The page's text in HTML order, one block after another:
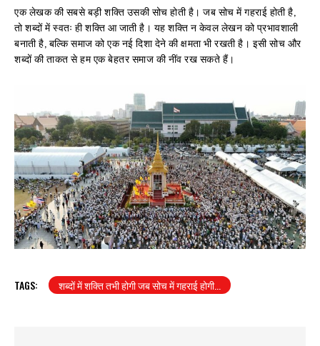
एक लेखक की सबसे बड़ी शक्ति उसकी सोच होती है। जब सोच में गहराई होती है,
तो शब्दों में स्वतः ही शक्ति आ जाती है। यह शक्ति न केवल लेखन को प्रभावशाली
बनाती है, बल्कि समाज को एक नई दिशा देने की क्षमता भी रखती है। इसी सोच और
शब्दों की ताकत से हम एक बेहतर समाज की नींव रख सकते हैं।
TAGS: शब्दों में शक्ति तभी होगी जब सोच में गहराई होगी...